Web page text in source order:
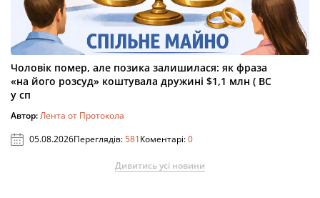
Чоловік помер, але позика залишилася: як фраза
«на його розсуд» коштувала дружині $1,1 млн ( ВС
у сп
Автор:Лента от Протокола
05.08.2026Переглядів:581Коментарі:0
Дивитись усі новини